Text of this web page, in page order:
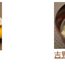
吉